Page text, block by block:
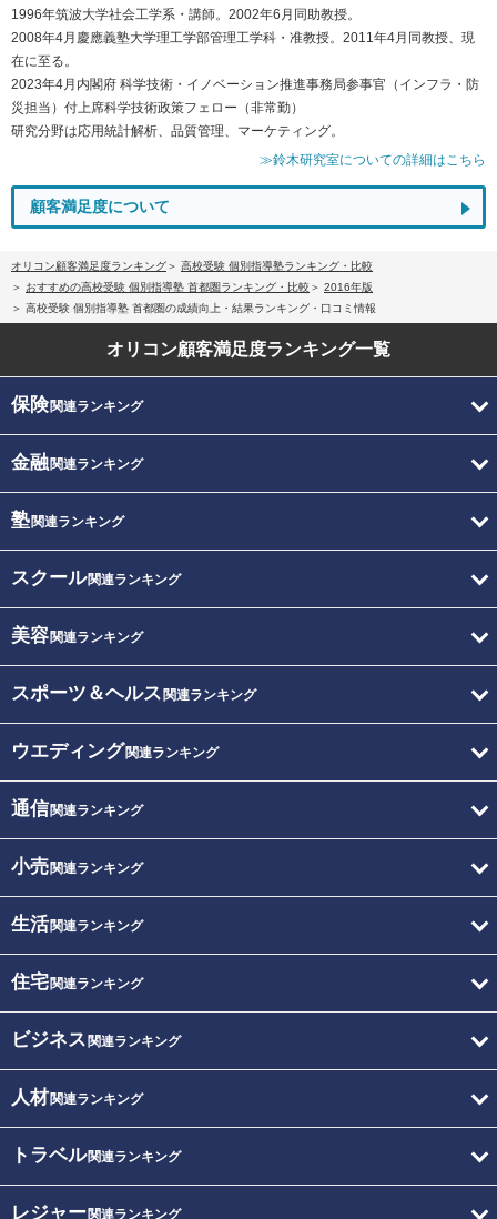
1996年筑波大学社会工学系・講師。2002年6月同助教授。
2008年4月慶應義塾大学理工学部管理工学科・准教授。2011年4月同教授、現
在に至る。
2023年4月内閣府 科学技術・イノベーション推進事務局参事官（インフラ・防
災担当）付上席科学技術政策フェロー（非常勤）
研究分野は応用統計解析、品質管理、マーケティング。
≫鈴木研究室についての詳細はこちら
顧客満足度について
オリコン顧客満足度ランキング
高校受験 個別指導塾ランキング・比較
おすすめの高校受験 個別指導塾 首都圏ランキング・比較
2016年版
高校受験 個別指導塾 首都圏の成績向上・結果ランキング・口コミ情報
オリコン顧客満足度ランキング一覧
保険関連ランキング
金融関連ランキング
塾関連ランキング
スクール関連ランキング
美容関連ランキング
スポーツ＆ヘルス 関連ランキング
ウエディング関連ランキング
通信関連ランキング
小売関連ランキング
生活関連ランキング
住宅関連ランキング
ビジネス 関連ランキング
人材関連ランキング
トラベル関連ランキング
レジャー関連ランキング